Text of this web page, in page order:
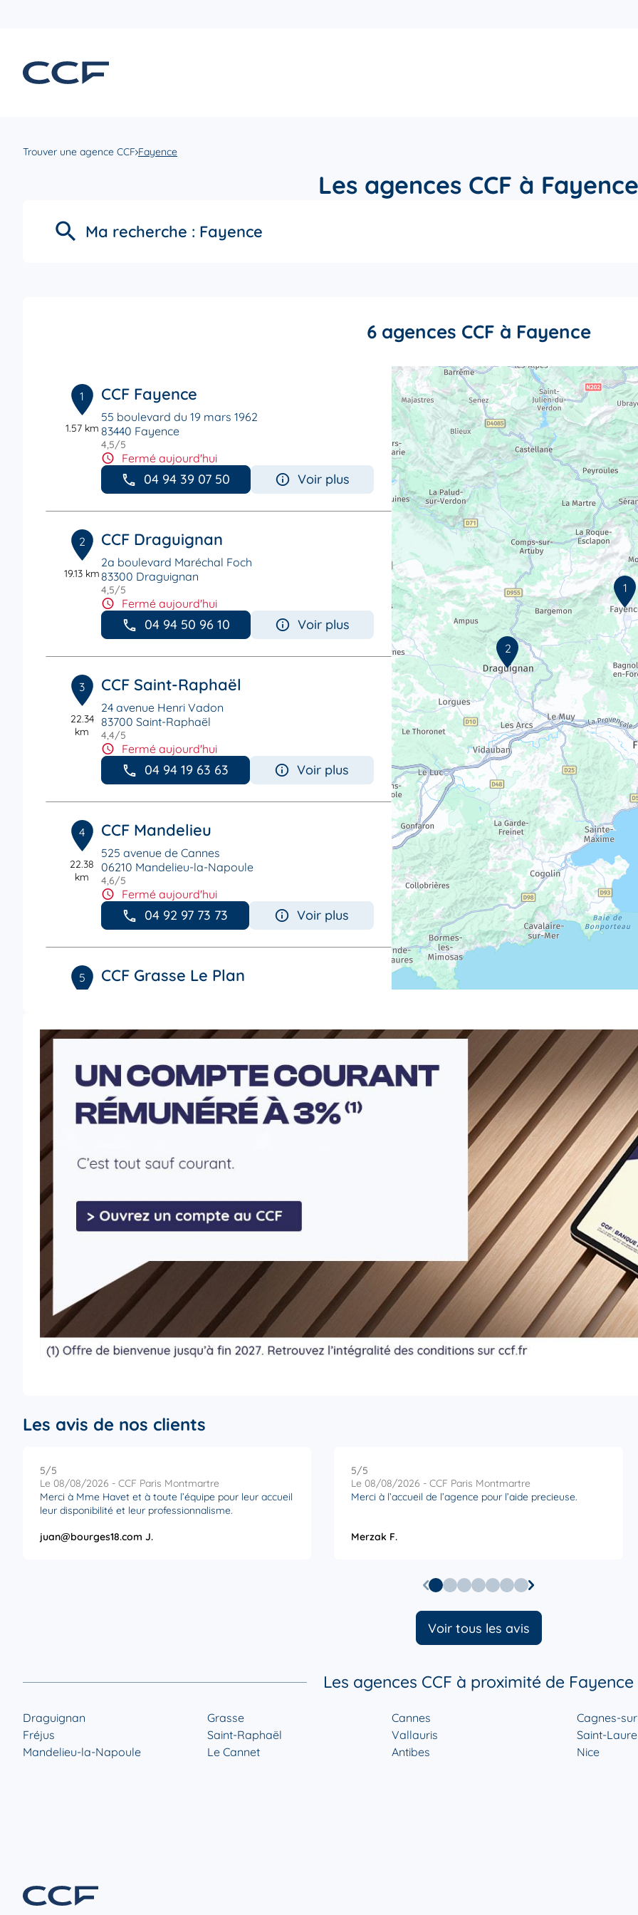
Trouver une agence CCF Fayence
Les agences CCF à Fayence
Ma recherche : Fayence
6 agences CCF à Fayence
1
1.57 km
CCF Fayence
55 boulevard du 19 mars 1962
83440 Fayence
4,5/5
Fermé aujourd'hui
04 94 39 07 50 Voir plus
2
19.13 km
CCF Draguignan
2a boulevard Maréchal Foch
83300 Draguignan
4,5/5
Fermé aujourd'hui
04 94 50 96 10 Voir plus
3
22.34
km
CCF Saint-Raphaël
24 avenue Henri Vadon
83700 Saint-Raphaël
4,4/5
Fermé aujourd'hui
04 94 19 63 63 Voir plus
4
22.38
km
CCF Mandelieu
525 avenue de Cannes
06210 Mandelieu-la-Napoule
4,6/5
Fermé aujourd'hui
04 92 97 73 73 Voir plus
5 CCF Grasse Le Plan
Fermé aujourd'hui
04 92 42 31 80 Voir plus
6
28.42
km
CCF Cannes Bivouac
06400 Cannes
4,3 /5Note de 4.3 sur 5
04 92 98 35 35 Voir plus
2
1
Les avis de nos clients
5/5
Le 08/08/2026 - CCF Paris Montmartre
Merci à Mme Havet et à toute l’équipe pour leur accueil
leur disponibilité et leur professionnalisme.
juan@bourges18.com J.
5/5
Le 08/08/2026 - CCF Paris Montmartre
Merci à l’accueil de l’agence pour l’aide precieuse.
Merzak F.
Voir tous les avis
Les agences CCF à proximité de Fayence
Draguignan
Fréjus
Mandelieu-la-Napoule
Grasse
Saint-Raphaël
Le Cannet
Cannes
Vallauris
Antibes
Cagnes-
Saint-
Nice